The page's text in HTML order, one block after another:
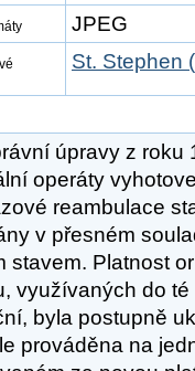
JPEG
St. Stephen
úpravy z roku
operáty
reambulace
v přesném
stavem. Platnost
využívaných do
byla postupně
prováděna na